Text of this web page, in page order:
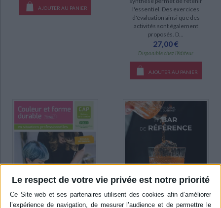
Le respect de votre vie privée est notre priorité
AJOUTER AU PANIER
l'essentiel. Des exercices
d'évaluation ainsi que des
activités sont également
proposés. D...
27,00 €
Disponible chez l'éditeur
AJOUTER AU PANIER